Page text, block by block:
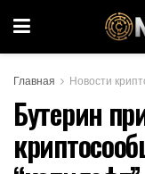
Главная Новости
Бутерин